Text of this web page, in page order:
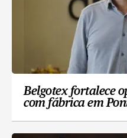
Belgotex fortalece
com fábrica em